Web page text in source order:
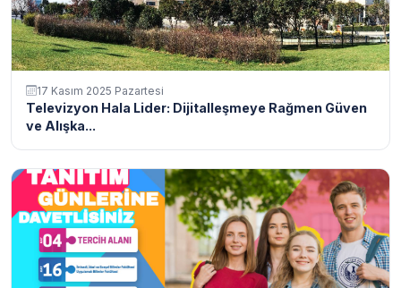
17 Kasım 2025 Pazartesi
Televizyon Hala Lider: Dijitalleşmeye Rağmen Güven
ve Alışka...